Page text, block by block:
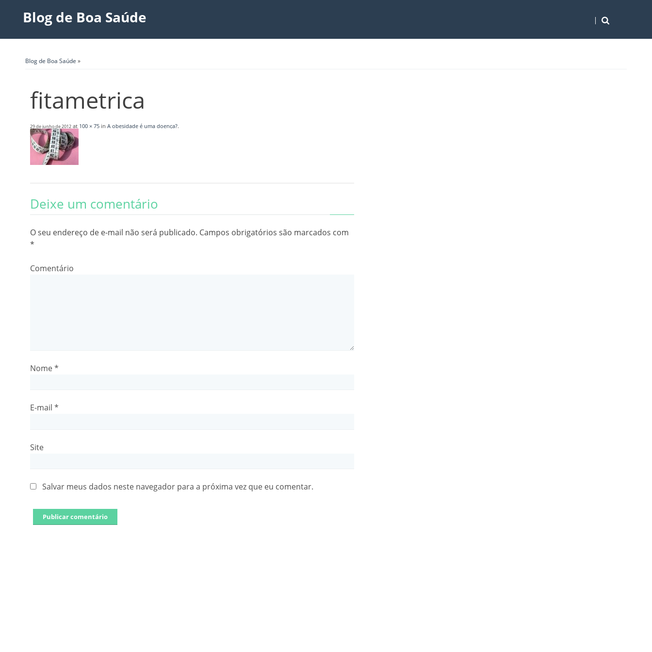
Blog de Boa Saúde
Blog de Boa Saúde »
fitametrica
29 de junho de 2012 at 100 × 75 in A obesidade é uma doença?.
Deixe um comentário
O seu endereço de e-mail não será publicado. Campos obrigatórios são marcados com
*
Comentário
Nome*
E-mail *
Site
Salvar meus dados neste navegador para a próxima vez que eu comentar.